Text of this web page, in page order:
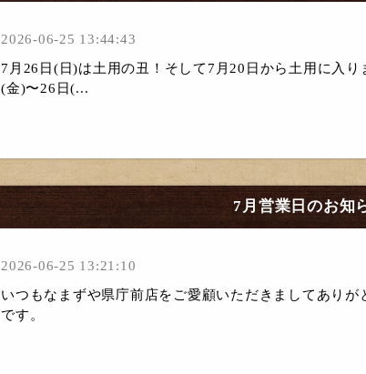
2026-06-25 13:44:43
7月26日(日)は土用の丑！そして7月20日から土用に入
(金)〜26日(...
7月営業日のお知
2026-06-25 13:21:10
いつもなまずや県庁前店をご愛顧いただきましてあり
です。